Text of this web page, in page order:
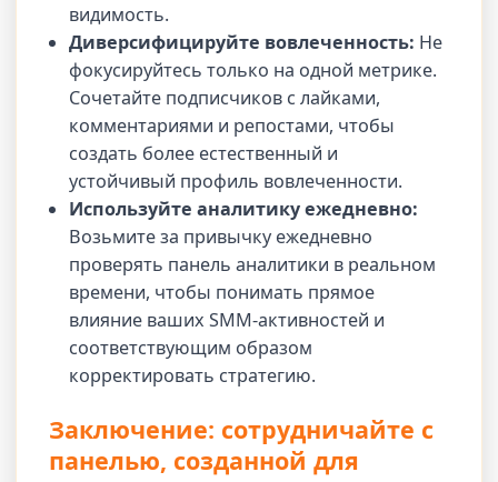
видимость.
Диверсифицируйте вовлеченность: Не
фокусируйтесь только на одной метрике.
Сочетайте подписчиков с лайками,
комментариями и репостами, чтобы
создать более естественный и
устойчивый профиль вовлеченности.
Используйте аналитику ежедневно:
Возьмите за привычку ежедневно
проверять панель аналитики в реальном
времени, чтобы понимать прямое
влияние ваших SMM-активностей и
соответствующим образом
корректировать стратегию.
Заключение: сотрудничайте с
панелью, созданной для